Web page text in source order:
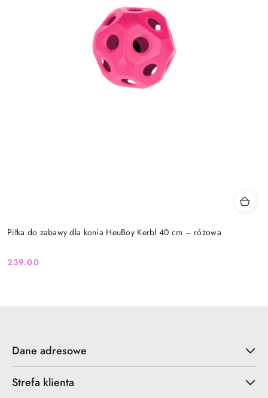
Piłka do zabawy dla konia HeuBoy Kerbl 40 cm – różowa
Cena:
239.00
Dane adresowe
Strefa klienta